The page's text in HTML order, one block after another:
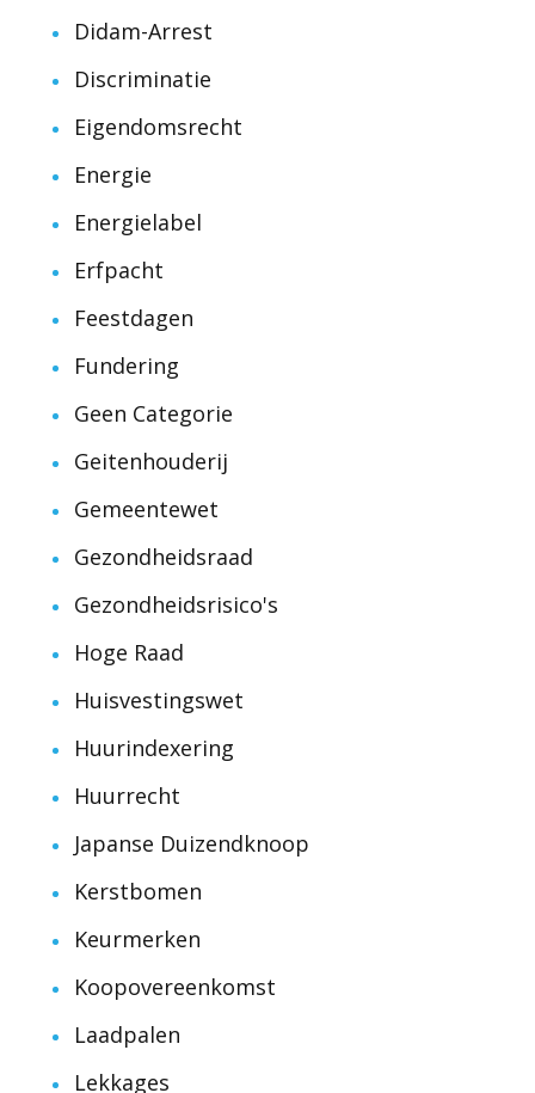
Didam-Arrest
Discriminatie
Eigendomsrecht
Energie
Energielabel
Erfpacht
Feestdagen
Fundering
Geen Categorie
Geitenhouderij
Gemeentewet
Gezondheidsraad
Gezondheidsrisico's
Hoge Raad
Huisvestingswet
Huurindexering
Huurrecht
Japanse Duizendknoop
Kerstbomen
Keurmerken
Koopovereenkomst
Laadpalen
Lekkages